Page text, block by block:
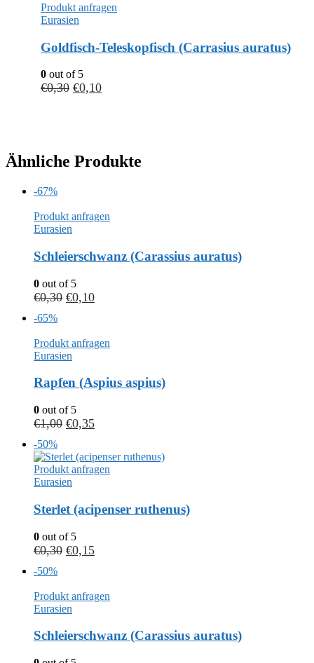
Produkt anfragen
Eurasien
Goldfisch-Teleskopfisch (Carrasius auratus)
0 out of 5
€0,30 €0,10
Ähnliche Produkte
-67%
Produkt anfragen
Eurasien
Schleierschwanz (Carassius auratus)
0 out of 5
€0,30 €0,10
-65%
Produkt anfragen
Eurasien
Rapfen (Aspius aspius)
0 out of 5
€1,00 €0,35
-50%
Produkt anfragen
Eurasien
Sterlet (acipenser ruthenus)
0 out of 5
€0,30 €0,15
-50%
Produkt anfragen
Eurasien
Schleierschwanz (Carassius auratus)